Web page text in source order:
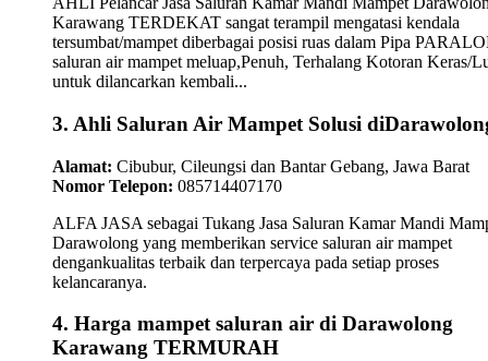
Karawang TERDEKAT sangat terampil mengatasi kendala
tersumbat/mampet diberbagai posisi ruas dalam Pipa
saluran air mampet meluap,Penuh, Terhalang Kotoran Keras/
untuk dilancarkan kembali...
3. Ahli Saluran Air Mampet Solusi
Alamat: Cibubur, Cileungsi dan Bantar Gebang, Jawa Barat
Nomor Telepon: 085714407170
ALFA JASA sebagai Tukang Jasa Saluran Kamar Mandi
Darawolong yang memberikan service saluran air mampet
dengankualitas terbaik dan terpercaya pada setiap proses
kelancaranya.
4. Harga mampet saluran air di Darawolong
Karawang TERMURAH